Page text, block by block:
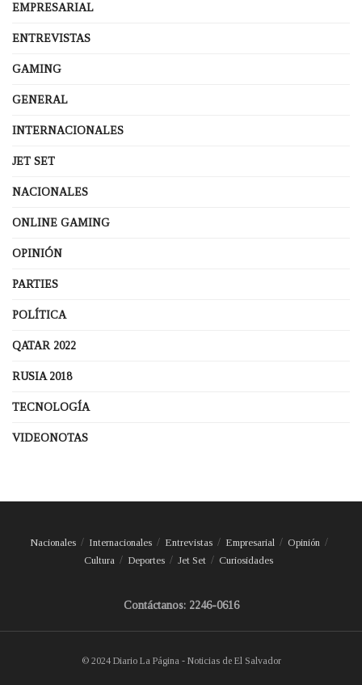
EMPRESARIAL
ENTREVISTAS
GAMING
GENERAL
INTERNACIONALES
JET SET
NACIONALES
ONLINE GAMING
OPINIÓN
PARTIES
POLÍTICA
QATAR 2022
RUSIA 2018
TECNOLOGÍA
VIDEONOTAS
Nacionales Internacionales Entrevistas Empresarial
Opinión
Cultura
Deportes Jet Set Curiosidades
Contáctanos: 2246-0616
© 2024 Diario La Página - Noticias de El Salvador